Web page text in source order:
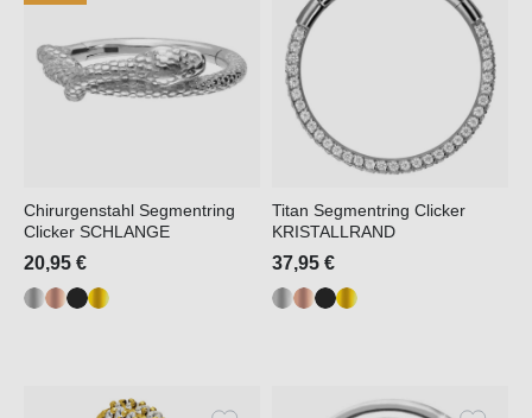
Chirurgenstahl Segmentring
Clicker SCHLANGE
20,95 €
Titan Segmentring Clicker
KRISTALLRAND
37,95 €